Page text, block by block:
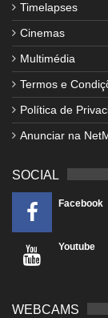
Timelapses
Cinemas
Multimédia
Termos e
Política de
Anunciar na
SOCIAL
Facebook
Youtube
WEBCAMS